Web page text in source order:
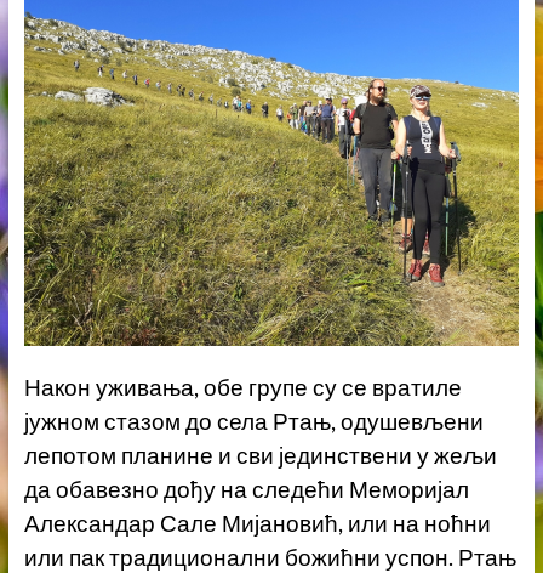
Након уживања, обе групе су се вратиле
јужном стазом до села Ртањ, одушевљени
лепотом планине и сви јединствени у жељи
да обавезно дођу на следећи Меморијал
Александар Сале Мијановић, или на ноћни
или пак традиционални божићни успон. Ртањ